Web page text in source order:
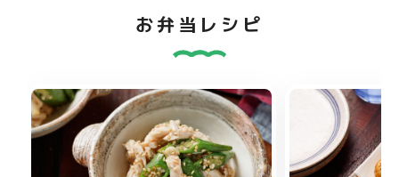
お弁当レシピ